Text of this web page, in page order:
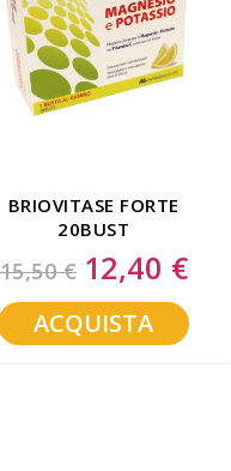
BRIOVITASE FORTE
20BUST
15,50 € Special
Price
12,40 €
ACQUISTA